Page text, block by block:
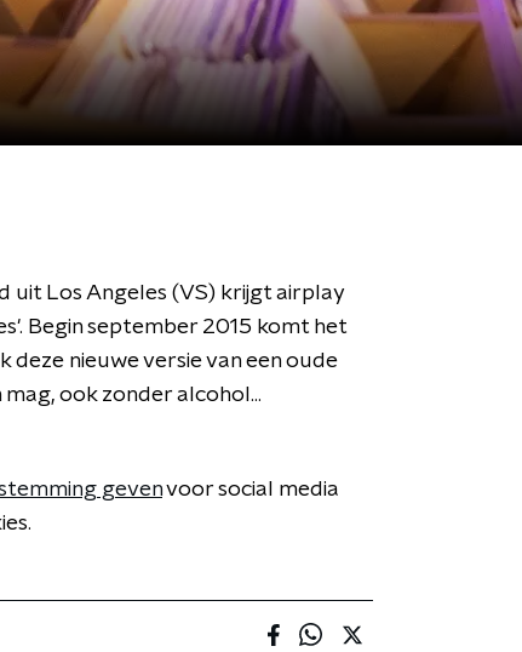
uit Los Angeles (VS) krijgt airplay
Begin september 2015 komt het
nieuwe versie van een oude
ook zonder alcohol...
gevenvoor social media